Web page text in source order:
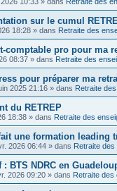
sur le cumul
18:28 » dans Retraite des
comptable pro pour ma
08:37 » dans Retraite des
pour préparer ma
2025 21:16 » dans Retraite
du RETREP
18:38 » dans Retraite des
une formation leading
2026 06:44 » dans Retraite
BTS NDRC en
2026 09:20 » dans Retraite des